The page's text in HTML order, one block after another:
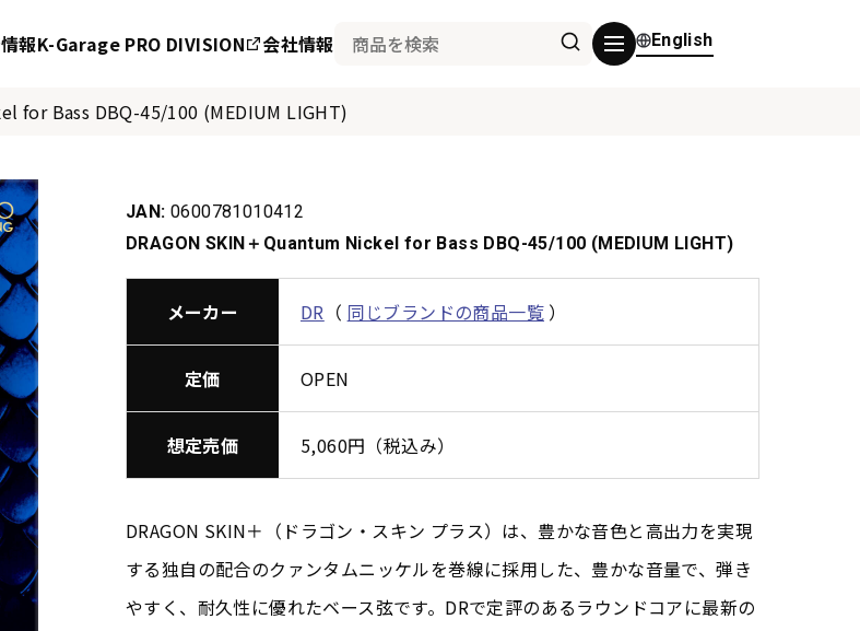
報K-Garage PRO DIVISION 会社情報 English
for Bass DBQ-45/100 (MEDIUM LIGHT)
JAN: 0600781010412
DRAGON SKIN＋Quantum Nickel for Bass DBQ-45/100 (MEDIUM LIGHT)
メーカー DR （ 同じブランドの商品一覧 ）
定価 OPEN
想定売価 5,060円（税込み）
DRAGON SKIN＋（ドラゴン・スキン プラス）は、豊かな音色と高出力を実現
する独自の配合のクァンタムニッケルを巻線に採用した、豊かな音量で、弾き
やすく、耐久性に優れたベース弦です。DRで定評のあるラウンドコアに最新の